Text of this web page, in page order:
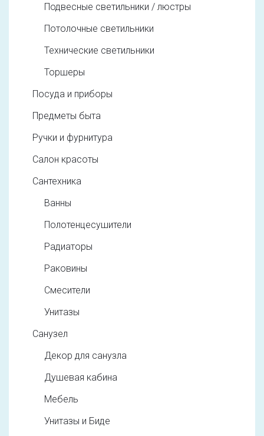
Подвесные светильники / люстры
Потолочные светильники
Технические светильники
Торшеры
Посуда и приборы
Предметы быта
Ручки и фурнитура
Салон красоты
Сантехника
Ванны
Полотенцесушители
Радиаторы
Раковины
Смесители
Унитазы
Санузел
Декор для санузла
Душевая кабина
Мебель
Унитазы и Биде